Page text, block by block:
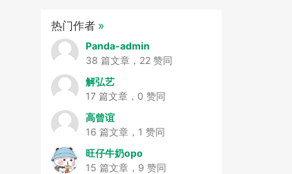
热门作者 »
Panda-admin
38 篇文章，22 赞同
解弘艺
17 篇文章，0 赞同
高曾谊
16 篇文章，1 赞同
旺仔牛奶opo
15 篇文章，9 赞同